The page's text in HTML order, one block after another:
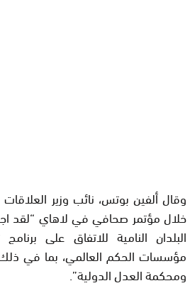
وقال ألفين بوتس، نائب وزير
خلال مؤتمر صحافي في لاهاي “لقد
البلدان النامية للاتفاق على
مؤسسات الحكم العالمي، بما في ذلك
ومحكمة العدل الدولية”.